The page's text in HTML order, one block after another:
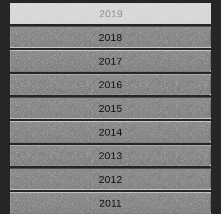
2019
2018
2017
2016
2015
2014
2013
2012
2011